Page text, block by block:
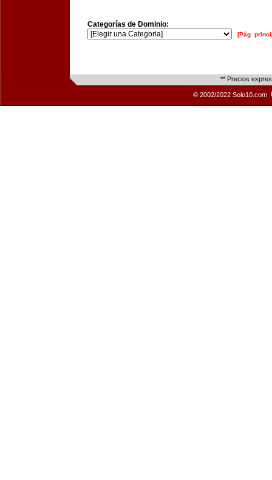
Categorías de Dominio:
[Pág.
** Precios
© 2002/2022 Solo10.com